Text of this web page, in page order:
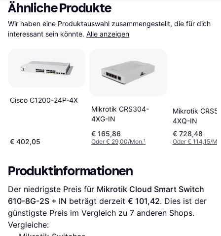
Ähnliche Produkte
Wir haben eine Produktauswahl zusammengestellt, die für dich
interessant sein könnte. Alle anzeigen
Cisco C1200-24P-4X
€ 402,05
Mikrotik CRS304-
4XG-IN
€ 165,86
Oder € 29,00/Mon.¹
Mikrotik
4XQ-IN
€ 728,48
Oder € 114,15/
Produktinformationen
Der niedrigste Preis für Mikrotik Cloud Smart Switch
610-8G-2S + IN beträgt derzeit € 101,42. Dies ist der
günstigste Preis im Vergleich zu 7 anderen Shops.
Vergleiche: